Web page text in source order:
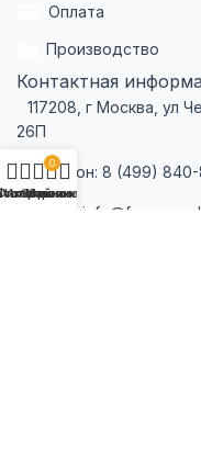
Оплата
Производство
Контактная
117208, г Москва, ул
26П
Телефон: 8 (499)
E-mail :
Избранное
0
Корзина
Мой аккаунт